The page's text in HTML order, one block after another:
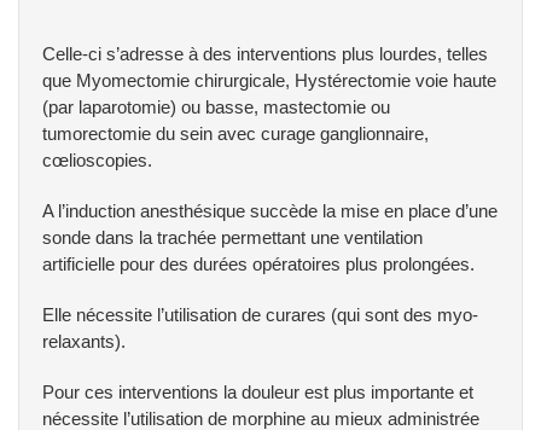
Celle-ci s’adresse à des interventions plus lourdes, telles
que Myomectomie chirurgicale, Hystérectomie voie haute
(par laparotomie) ou basse, mastectomie ou
tumorectomie du sein avec curage ganglionnaire,
cœlioscopies.
A l’induction anesthésique succède la mise en place d’une
sonde dans la trachée permettant une ventilation
artificielle pour des durées opératoires plus prolongées.
Elle nécessite l’utilisation de curares (qui sont des myo-
relaxants).
Pour ces interventions la douleur est plus importante et
nécessite l’utilisation de morphine au mieux administrée